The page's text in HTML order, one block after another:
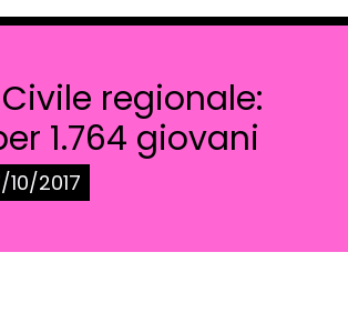
regionale:
1.764 giovani
10/2017